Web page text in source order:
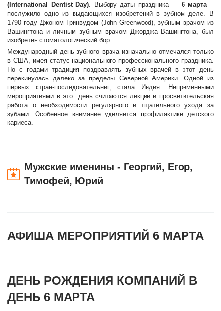
(International Dentist Day). Выбору даты праздника — 6 марта–
послужило одно из выдающихся изобретений в зубном деле. В
1790 году Джоном Гринвудом (John Greenwood), зубным врачом из
Вашингтона и личным зубным врачом Джорджа Вашингтона, был
изобретен стоматологический бор.
Международный день зубного врача изначально отмечался только
в США, имея статус национального профессионального праздника.
Но с годами традиция поздравлять зубных врачей в этот день
перекинулась далеко за пределы Северной Америки. Одной из
первых стран-последовательниц стала Индия. Непременными
мероприятиями в этот день считаются лекции и просветительская
работа о необходимости регулярного и тщательного ухода за
зубами. Особенное внимание уделяется профилактике детского
кариеса.
Мужские именины - Георгий, Егор,
Тимофей, Юрий
АФИША МЕРОПРИЯТИЙ 6 МАРТА
ДЕНЬ РОЖДЕНИЯ КОМПАНИЙ В
ДЕНЬ 6 МАРТА